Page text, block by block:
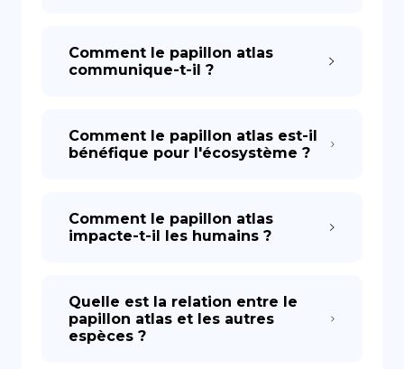
Comment le papillon atlas
communique-t-il ?
Comment le papillon atlas est-il
bénéfique pour l'écosystème ?
Comment le papillon atlas
impacte-t-il les humains ?
Quelle est la relation entre le
papillon atlas et les autres
espèces ?